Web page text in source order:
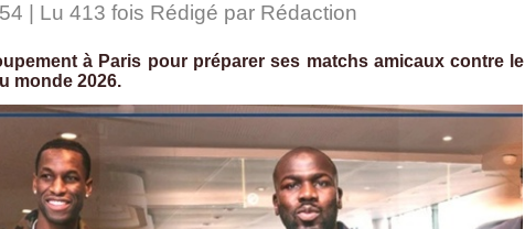
| Lu 413 fois Rédigé par Rédaction
à Paris pour préparer ses matchs amicaux contre le
monde 2026.